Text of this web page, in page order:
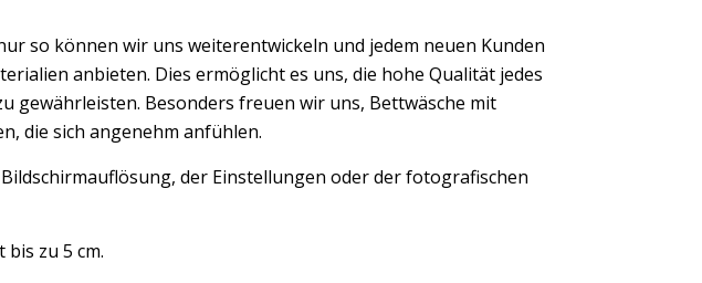
so können wir uns weiterentwickeln und jedem neuen Kunden
anbieten. Dies ermöglicht es uns, die hohe Qualität jedes
gewährleisten. Besonders freuen wir uns, Bettwäsche mit
die sich angenehm anfühlen.
der Einstellungen oder der fotografischen
zu 5 cm.